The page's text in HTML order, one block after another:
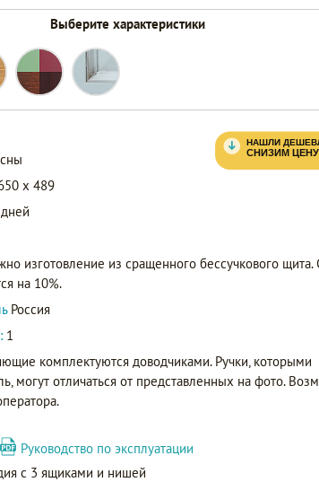
Выберите характеристики
x 489
изготовление из сращенного бессучкового щита.
на 10%.
Россия
1
комплектуются доводчиками. Ручки, которыми
могут отличаться от представленных на фото.
Руководство по эксплуатации
с 3 ящиками и нишей